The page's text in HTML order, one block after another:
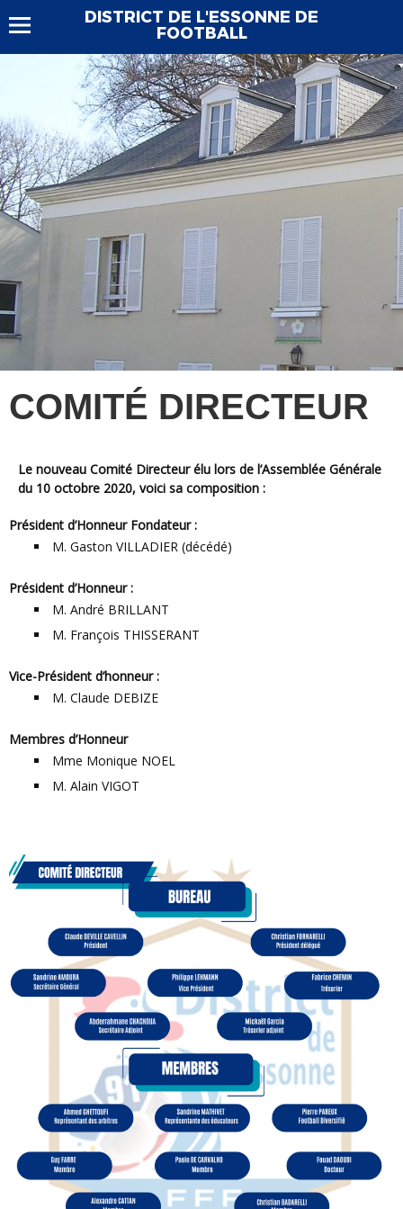
DISTRICT DE L'ESSONNE DE
FOOTBALL
COMITÉ DIRECTEUR
Le nouveau Comité Directeur élu lors de l’Assemblée Générale
du 10 octobre 2020, voici sa composition :
Président d’Honneur Fondateur :
M. Gaston VILLADIER (décédé)
Président d’Honneur :
M. André BRILLANT
M. François THISSERANT
Vice-Président d’honneur :
M. Claude DEBIZE
Membres d’Honneur
Mme Monique NOEL
M. Alain VIGOT